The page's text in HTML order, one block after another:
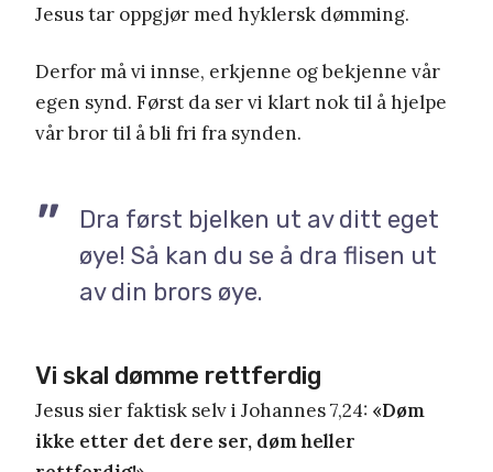
Jesus tar oppgjør med hyklersk dømming.
Derfor må vi innse, erkjenne og bekjenne vår
egen synd. Først da ser vi klart nok til å hjelpe
vår bror til å bli fri fra synden.
Dra først bjelken ut av ditt eget
øye! Så kan du se å dra flisen ut
av din brors øye.
Vi skal dømme rettferdig
Jesus sier faktisk selv i Johannes 7,24: «Døm
ikke etter det dere ser, døm heller